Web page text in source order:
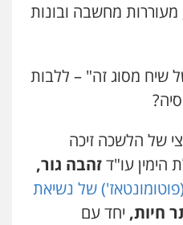
מחשבה ובונות
שיח מסוג זה" – ללבות
של הלשכה זיכה
הימין עו"דזהבה גור,
של נשיאת
חיות, יחד עם
נוער עורכי דין
חמורה מיסים הלבנת הון